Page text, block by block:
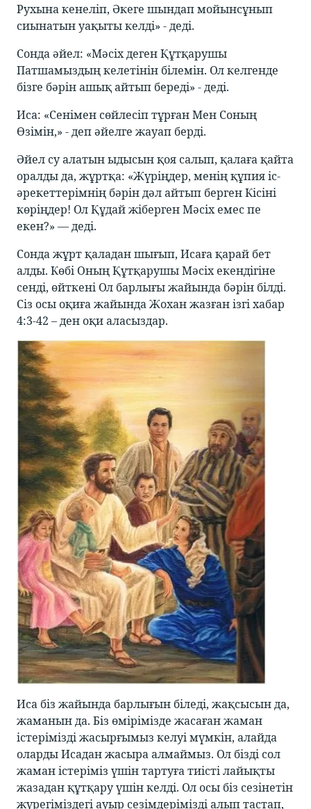
Рухына кенеліп, Әкеге шындап мойынсұнып
сиынатын уақыты келді» - деді.
Сонда әйел: «Мәсіх деген Құтқарушы
Патшамыздың келетінін білемін. Ол келгенде
бізге бәрін ашық айтып береді» - деді.
Иса: «Сенімен сөйлесіп тұрған Мен Соның
Өзімін,» - деп әйелге жауап берді.
Әйел су алатын ыдысын қоя салып, қалаға қайта
оралды да, жұртқа: «Жүріңдер, менің құпия іс-
әрекеттерімнің бәрін дәл айтып берген Кісіні
көріңдер! Ол Құдай жіберген Мәсіх емес пе
екен?» — деді.
Сонда жұрт қаладан шығып, Исаға қарай бет
алды. Көбі Оның Құтқарушы Мәсіх екендігіне
сенді, өйткені Ол барлығы жайында бәрін білді.
Сіз осы оқиға жайында Жохан жазған ізгі хабар
4:3-42 – ден оқи аласыздар.
Иса біз жайында барлығын біледі, жақсысын да,
жаманын да. Біз өмірімізде жасаған жаман
істерімізді жасырғымыз келуі мүмкін, алайда
оларды Исадан жасыра алмаймыз. Ол бізді сол
жаман істеріміз үшін тартуға тиісті лайықты
жазадан құтқару үшін келді. Ол осы біз сезінетін
жүрегіміздегі ауыр сезімдерімізді алып тастап,